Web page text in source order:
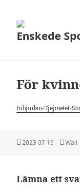
Enskede
För
Inbjudan-Tjejmetet-
Postat
2023-07-19 Wall
Lämna ett